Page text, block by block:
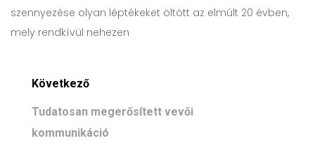
szennyezése olyan léptékeket öltött az elmúlt 20 évben,
mely rendkívül nehezen
Következő
Tudatosan megerősített vevői
kommunikáció